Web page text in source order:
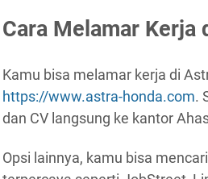
Cara Melamar Kerja
Kamu bisa melamar kerja di
https://www.astra-honda.com.
dan CV langsung ke kantor
Opsi lainnya, kamu bisa